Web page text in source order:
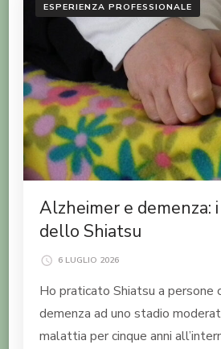
ESPERIENZA PROFESSIONALE
Alzheimer e demenza:
dello Shiatsu
6 LUGLIO 2026
Ho praticato Shiatsu a persone
demenza ad uno stadio
malattia per cinque anni